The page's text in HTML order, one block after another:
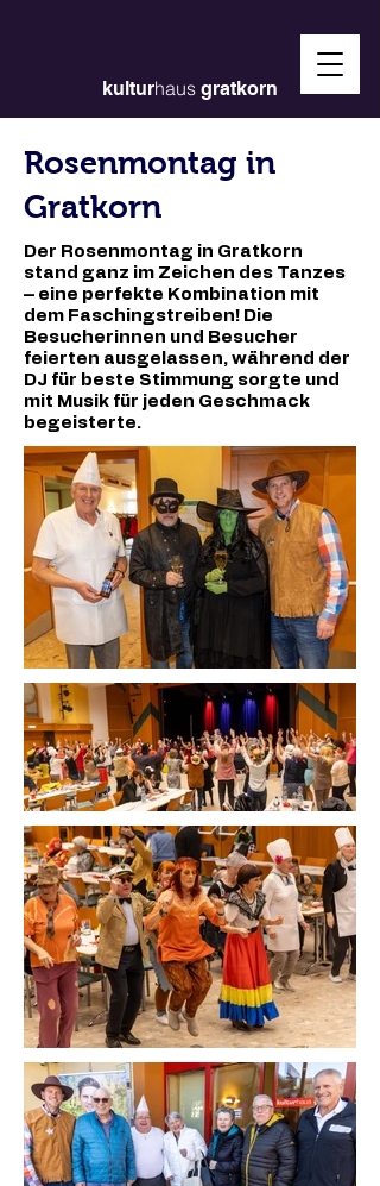
kulturhaus gratkorn
Rosenmontag in
Gratkorn
Der Rosenmontag in Gratkorn
stand ganz im Zeichen des Tanzes
– eine perfekte Kombination mit
dem Faschingstreiben! Die
Besucherinnen und Besucher
feierten ausgelassen, während der
DJ für beste Stimmung sorgte und
mit Musik für jeden Geschmack
begeisterte.